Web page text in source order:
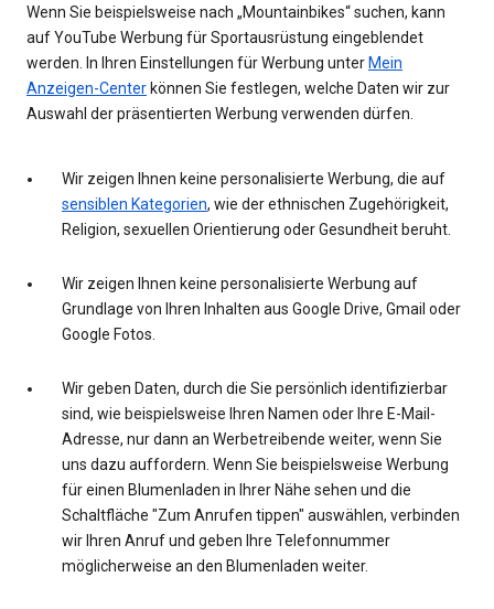
Wenn Sie beispielsweise nach „Mountainbikes“ suchen, kann
auf YouTube Werbung für Sportausrüstung eingeblendet
werden. In Ihren Einstellungen für Werbung unter Mein
Anzeigen-Center können Sie festlegen, welche Daten wir zur
Auswahl der präsentierten Werbung verwenden dürfen.
Wir zeigen Ihnen keine personalisierte Werbung, die auf
sensiblen Kategorien, wie der ethnischen Zugehörigkeit,
Religion, sexuellen Orientierung oder Gesundheit beruht.
Wir zeigen Ihnen keine personalisierte Werbung auf
Grundlage von Ihren Inhalten aus Google Drive, Gmail oder
Google Fotos.
Wir geben Daten, durch die Sie persönlich identifizierbar
sind, wie beispielsweise Ihren Namen oder Ihre E-Mail-
Adresse, nur dann an Werbetreibende weiter, wenn Sie
uns dazu auffordern. Wenn Sie beispielsweise Werbung
für einen Blumenladen in Ihrer Nähe sehen und die
Schaltfläche "Zum Anrufen tippen" auswählen, verbinden
wir Ihren Anruf und geben Ihre Telefonnummer
möglicherweise an den Blumenladen weiter.